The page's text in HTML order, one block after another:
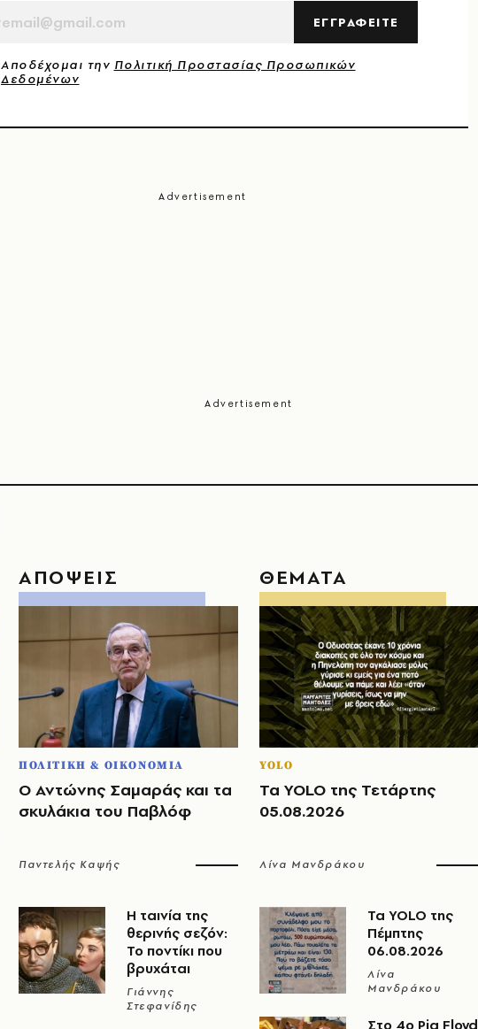
ΕΓΓΡΑΦΕΙΤΕ
Αποδέχομαι την Πολιτική Προστασίας Προσωπικών
Δεδομένων
ΑΠΟΨΕΙΣ
ΠΟΛΙΤΙΚΗ & ΟΙΚΟΝΟΜΙΑ
Ο Αντώνης Σαμαράς και τα
σκυλάκια του Παβλόφ
Παντελής Καψής
Η ταινία της
θερινής σεζόν:
Το ποντίκι που
βρυχάται
Γιάννης
Στεφανίδης
ΘΕΜΑΤΑ
YOLO
Τα YOLO της Τετάρτης
05.08.2026
Λίνα Μανδράκου
Τα YOLO της
Πέμπτης
06.08.2026
Λίνα
Μανδράκου
Στο 4ο Pig Floyd